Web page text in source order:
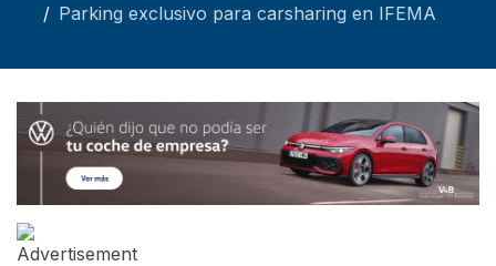
Parking exclusivo para carsharing en IFEMA